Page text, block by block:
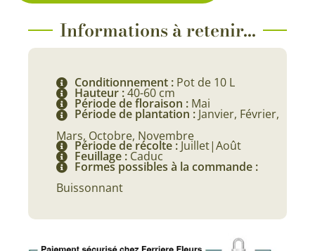
Informations à retenir...
Conditionnement : Pot de 10 L
Hauteur :40-60 cm
Période de floraison : Mai
Période de plantation : Janvier, Février,
Mars, Octobre, Novembre
Période de récolte :Juillet|Août
Feuillage : Caduc
Formes possibles à la commande :
Buissonnant